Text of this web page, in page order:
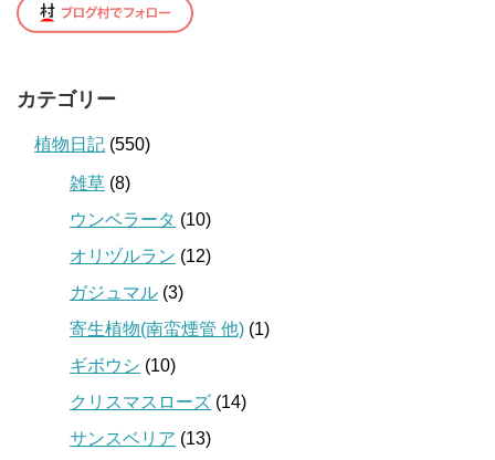
カテゴリー
植物日記 (550)
雑草 (8)
ウンベラータ (10)
オリヅルラン (12)
ガジュマル (3)
寄生植物(南蛮煙管 他) (1)
ギボウシ (10)
クリスマスローズ (14)
サンスベリア (13)